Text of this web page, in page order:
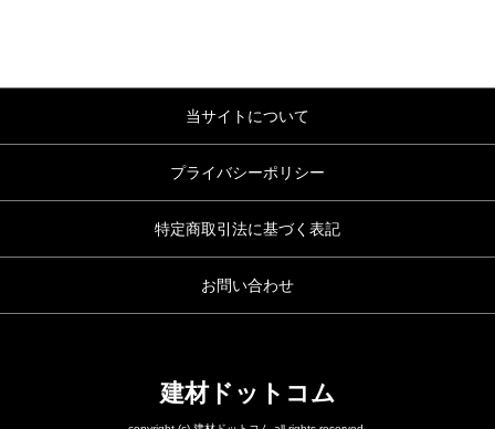
当サイトについて
プライバシーポリシー
特定商取引法に基づく表記
お問い合わせ
建材ドットコム